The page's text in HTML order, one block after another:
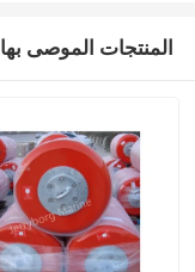
المنتجات الموصى بها